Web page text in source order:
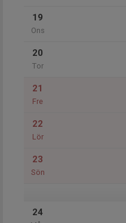
19
Ons
20
Tor
21
Fre
22
Lör
23
Sön
24